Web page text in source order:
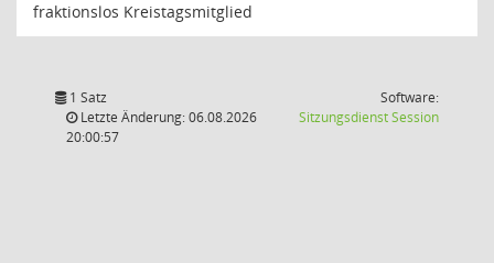
fraktionslos Kreistagsmitglied
1 Satz
Letzte Änderung: 06.08.2026
20:00:57
Software:
SitzungsdienstSession(Wird in